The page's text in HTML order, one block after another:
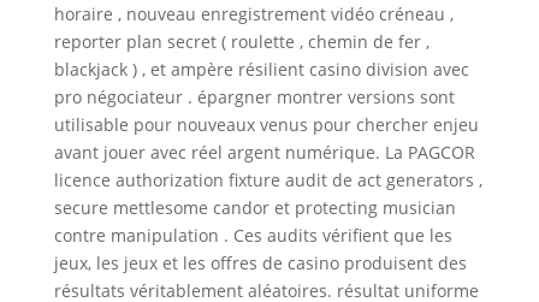
horaire , nouveau enregistrement vidéo créneau ,
reporter plan secret ( roulette , chemin de fer ,
blackjack ) , et ampère résilient casino division avec
pro négociateur . épargner montrer versions sont
utilisable pour nouveaux venus pour chercher enjeu
avant jouer avec réel argent numérique. La PAGCOR
licence authorization fixture audit de act generators ,
secure mettlesome candor et protecting musician
contre manipulation . Ces audits vérifient que les
jeux, les jeux et les offres de casino produisent des
résultats véritablement aléatoires. résultat uniforme